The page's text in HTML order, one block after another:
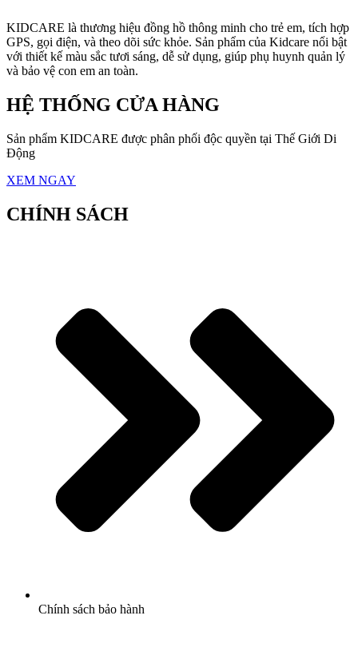
KIDCARE là thương hiệu đồng hồ thông minh cho trẻ em, tích hợp
GPS, gọi điện, và theo dõi sức khỏe. Sản phẩm của Kidcare nổi bật
với thiết kế màu sắc tươi sáng, dễ sử dụng, giúp phụ huynh quản lý
và bảo vệ con em an toàn.
HỆ THỐNG CỬA HÀNG
Sản phẩm KIDCARE được phân phối độc quyền tại Thế Giới Di
Động
XEM NGAY
CHÍNH SÁCH
Chính sách bảo hành